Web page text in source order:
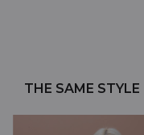
THE SAME STYLE